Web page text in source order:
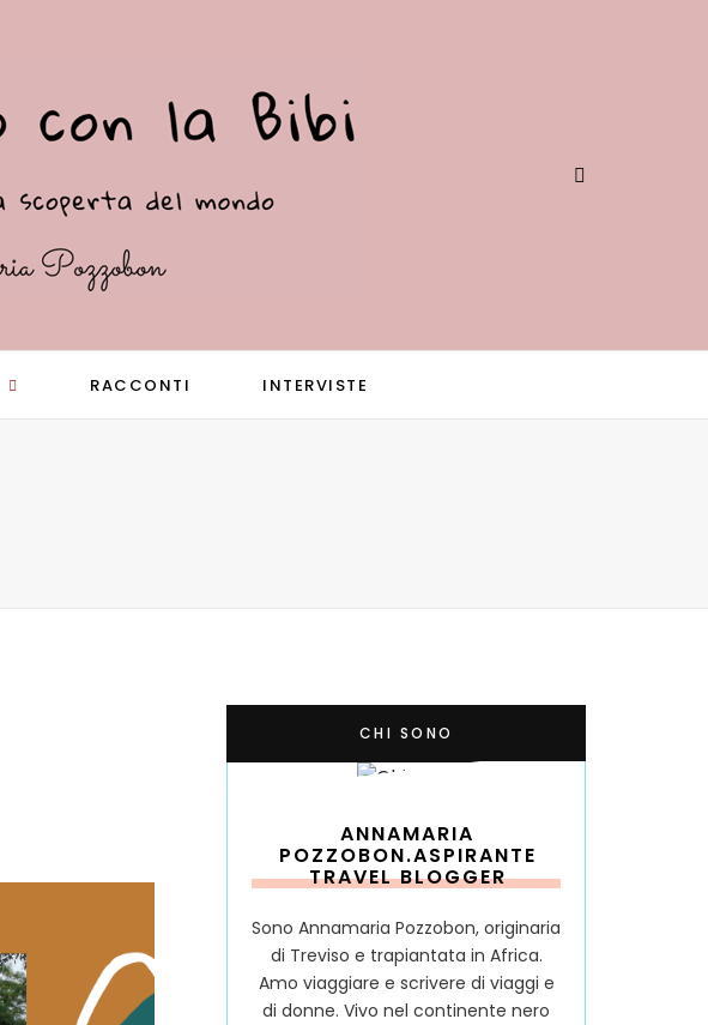
RACCONTI INTERVISTE
CHI SONO
ANNAMARIA
POZZOBON.ASPIRANTE
TRAVEL BLOGGER
Sono Annamaria Pozzobon, originaria
di Treviso e trapiantata in Africa.
Amo viaggiare e scrivere di viaggi e
di donne. Vivo nel continente nero